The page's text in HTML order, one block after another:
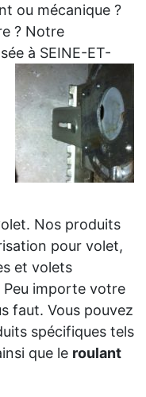
ou mécanique ?
? Notre
à SEINE-ET-
Nos produits
pour volet,
et volets
importe votre
faut. Vous pouvez
spécifiques tels
que le roulant